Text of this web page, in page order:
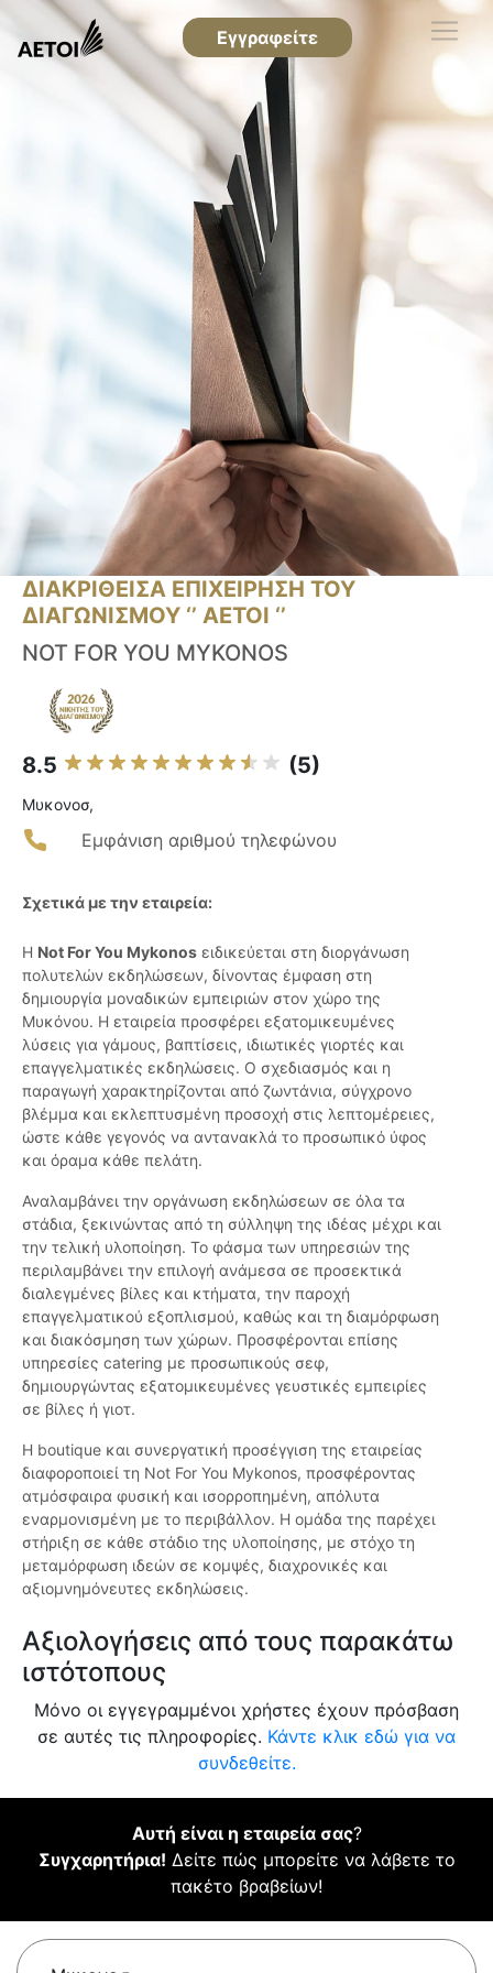
Εγγραφείτε
ΔΙΑΚΡΙΘΕΙΣΑ ΕΠΙΧΕΙΡΗΣΗ ΤΟΥ
ΔΙΑΓΩΝΙΣΜΟΥ ‘’ ΑΕΤΟΙ ‘’
NOT FOR YOU MYKONOS
8.5 (5)
Μυκονοσ,
Εμφάνιση αριθμού τηλεφώνου
Σχετικά με την εταιρεία:
Η Not For You Mykonos ειδικεύεται στη διοργάνωση
πολυτελών εκδηλώσεων, δίνοντας έμφαση στη
δημιουργία μοναδικών εμπειριών στον χώρο της
Μυκόνου. Η εταιρεία προσφέρει εξατομικευμένες
λύσεις για γάμους, βαπτίσεις, ιδιωτικές γιορτές και
επαγγελματικές εκδηλώσεις. Ο σχεδιασμός και η
παραγωγή χαρακτηρίζονται από ζωντάνια, σύγχρονο
βλέμμα και εκλεπτυσμένη προσοχή στις λεπτομέρειες,
ώστε κάθε γεγονός να αντανακλά το προσωπικό ύφος
και όραμα κάθε πελάτη.
Αναλαμβάνει την οργάνωση εκδηλώσεων σε όλα τα
στάδια, ξεκινώντας από τη σύλληψη της ιδέας μέχρι και
την τελική υλοποίηση. Το φάσμα των υπηρεσιών της
περιλαμβάνει την επιλογή ανάμεσα σε προσεκτικά
διαλεγμένες βίλες και κτήματα, την παροχή
επαγγελματικού εξοπλισμού, καθώς και τη διαμόρφωση
και διακόσμηση των χώρων. Προσφέρονται επίσης
υπηρεσίες catering με προσωπικούς σεφ,
δημιουργώντας εξατομικευμένες γευστικές εμπειρίες
σε βίλες ή γιοτ.
Η boutique και συνεργατική προσέγγιση της εταιρείας
διαφοροποιεί τη Not For You Mykonos, προσφέροντας
ατμόσφαιρα φυσική και ισορροπημένη, απόλυτα
εναρμονισμένη με το περιβάλλον. Η ομάδα της παρέχει
στήριξη σε κάθε στάδιο της υλοποίησης, με στόχο τη
μεταμόρφωση ιδεών σε κομψές, διαχρονικές και
αξιομνημόνευτες εκδηλώσεις.
Αξιολογήσεις από τους παρακάτω
ιστότοπους
Μόνο οι εγγεγραμμένοι χρήστες έχουν πρόσβαση
σε αυτές τις πληροφορίες. Κάντε κλικ εδώ για να
συνδεθείτε.
Αυτή είναι η εταιρεία σας?
Συγχαρητήρια! Δείτε πώς μπορείτε να λάβετε το
πακέτο βραβείων!